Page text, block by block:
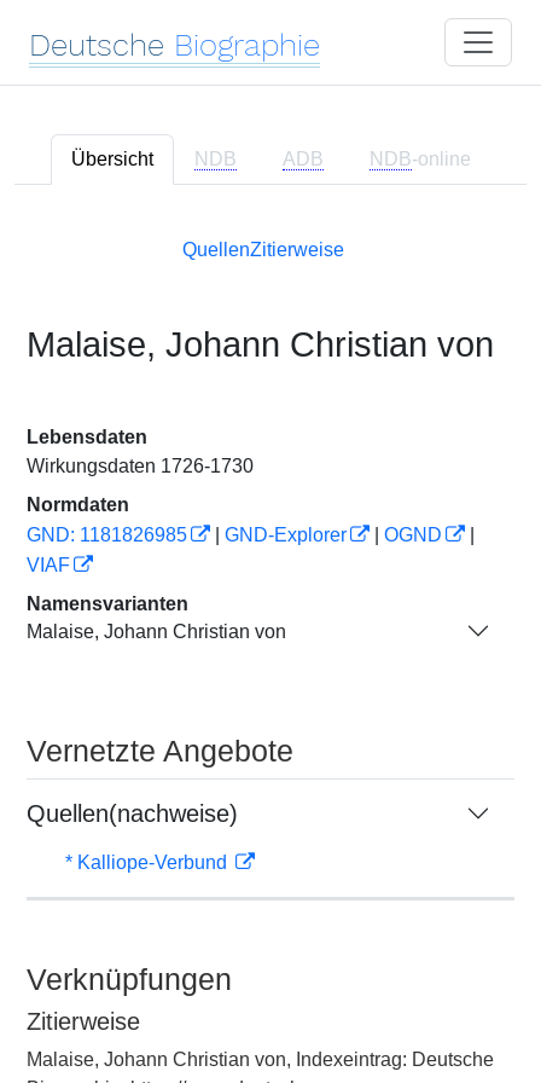
Deutsche Biographie
Übersicht NDB ADB NDB-online
QuellenZitierweise
Malaise, Johann Christian von
Lebensdaten
Wirkungsdaten 1726-1730
Normdaten
GND: 1181826985
GND-Explorer OGND
VIAF
Namensvarianten
Malaise, Johann Christian von
Vernetzte Angebote
Quellen(nachweise)
* Kalliope-Verbund
Verknüpfungen
Zitierweise
Malaise, Johann Christian von, Indexeintrag: Deutsche